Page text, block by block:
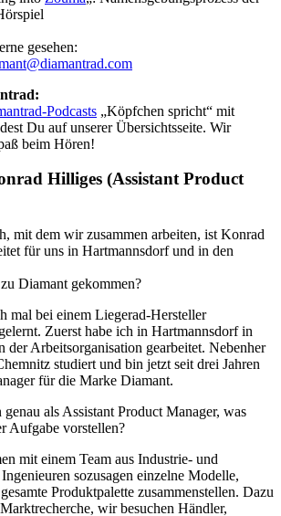
gesehen:
Podcasts „Köpfchen spricht“ mit
Du auf unserer Übersichtsseite. Wir
beim Hören!
Hilliges (Assistant Product
mit dem wir zusammen arbeiten, ist Konrad
für uns in Hartmannsdorf und in den
Diamant gekommen?
mal bei einem Liegerad-Hersteller
Zuerst habe ich in Hartmannsdorf in
der Arbeitsorganisation gearbeitet. Nebenher
studiert und bin jetzt seit drei Jahren
für die Marke Diamant.
als Assistant Product Manager, was
Aufgabe vorstellen?
mit einem Team aus Industrie- und
sozusagen einzelne Modelle,
Produktpalette zusammenstellen. Dazu
wir besuchen Händler,